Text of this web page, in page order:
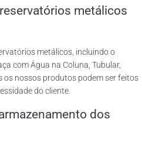
metálicos
metálicos, incluindo o
com Água na Coluna, Tubular,
os nossos produtos podem ser feitos
do cliente.
dos